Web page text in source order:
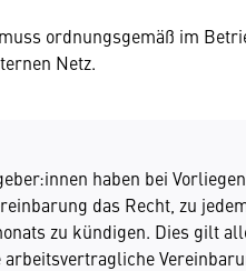
ordnungsgemäß im
Netz.
haben bei
das Recht, zu
zu kündigen. Dies gilt
arbeitsvertragliche